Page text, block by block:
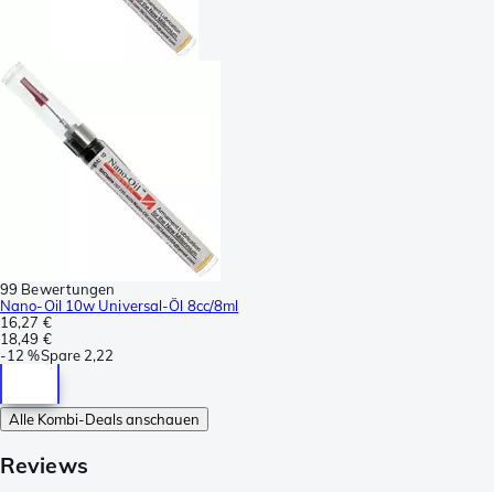
99 Bewertungen
Nano-Oil 10w Universal-Öl 8cc/8ml
16,27 €
18,49 €
-12 %Spare 2,22
Alle Kombi-Deals anschauen
Reviews